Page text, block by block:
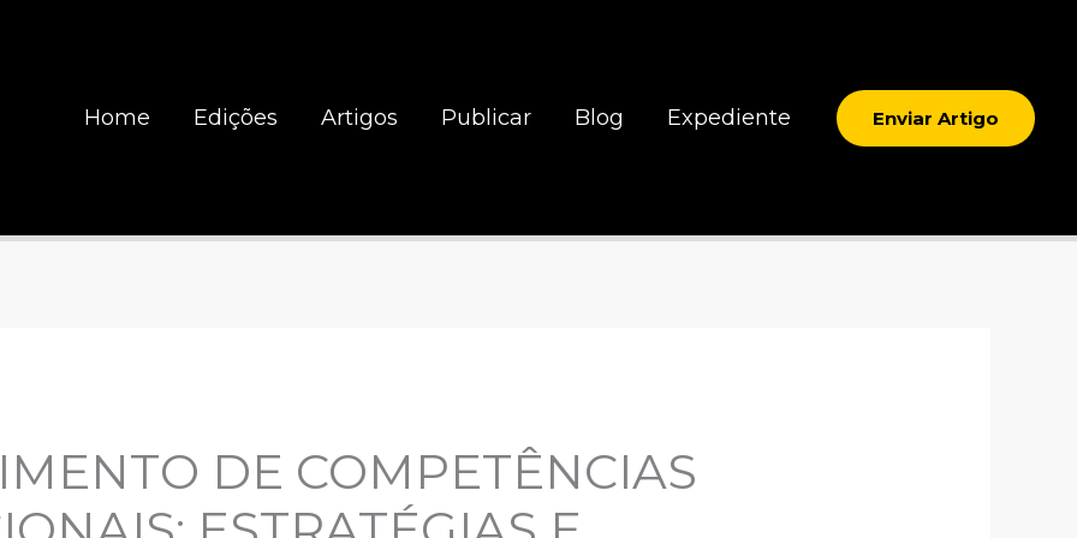
Home Edições Artigos Publicar Blog Expediente Enviar Artigo
DE COMPETÊNCIAS